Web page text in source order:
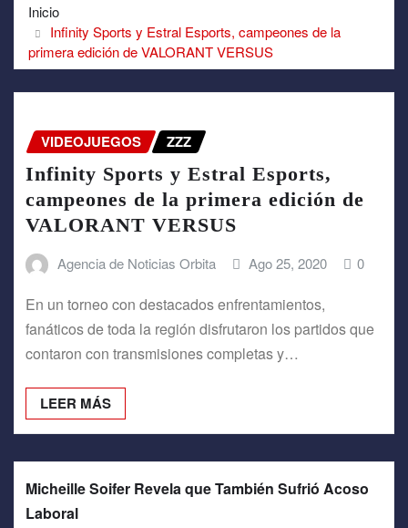
Inicio
Infinity Sports y Estral Esports, campeones de la
primera edición de VALORANT VERSUS
VIDEOJUEGOS ZZZ
Infinity Sports y Estral Esports,
campeones de la primera edición de
VALORANT VERSUS
Agencia de Noticias Orbita Ago 25, 2020 0
En un torneo con destacados enfrentamientos,
fanáticos de toda la región disfrutaron los partidos que
contaron con transmisiones completas y…
LEER MÁS
Micheille Soifer Revela que También Sufrió Acoso
Laboral